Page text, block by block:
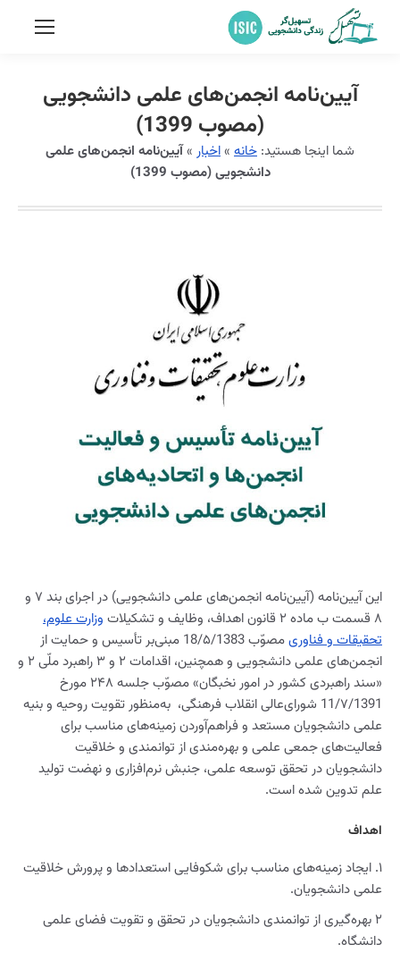
آیین‌نامه انجمن‌های علمی دانشجویی
(مصوب 1399)
شما اینجا هستید: خانه »اخبار »آیین‌نامه انجمن‌های علمی
دانشجویی (مصوب 1399)
این آیین‌نامه (آیین‌نامه انجمن‌های علمی دانشجویی) در اجرای بند ۷ و
۸ قسمت ب ماده ۲ قانون اهداف، وظایف و تشکیلات
وزارت علوم،
تحقیقات و فناوری
مصوّب 18/۵/1383 مبنی‌بر تأسیس و حمایت از
انجمن‌های علمی دانشجویی و همچنین، اقدامات ۲ و ۳ راهبرد ملّی ۲ و
«سند راهبردی کشور در امور نخبگان» مصوّب جلسه ۲۴۸ مورخ
11/۷/1391 شورای‌عالی انقلاب فرهنگی، به‌منظور تقویت روحیه و بنیه
علمی دانشجویان مستعد و فراهم‌آوردن زمینه‌های مناسب برای
فعالیت‌های جمعی علمی و بهره‌مندی از توانمندی و خلاقیت
دانشجویان در تحقق توسعه علمی، جنبش نرم‌افزاری و نهضت تولید
علم تدوین شده است.
اهداف
۱. ایجاد زمینه‌های مناسب برای شکوفایی استعدادها و پرورش خلاقیت
علمی دانشجویان.
۲ بهره‌گیری از توانمندی دانشجویان در تحقق و تقویت فضای علمی
دانشگاه.